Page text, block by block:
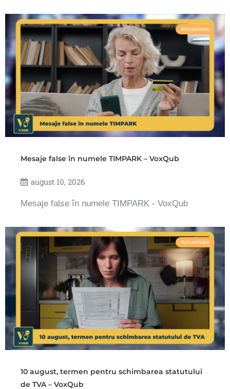
Actualitate
Mesaje false în numele TIMPARK – VoxQub
august 10, 2026
Mesaje false în numele TIMPARK - VoxQub
Actualitate
10 august, termen pentru schimbarea statutului
de TVA – VoxQub